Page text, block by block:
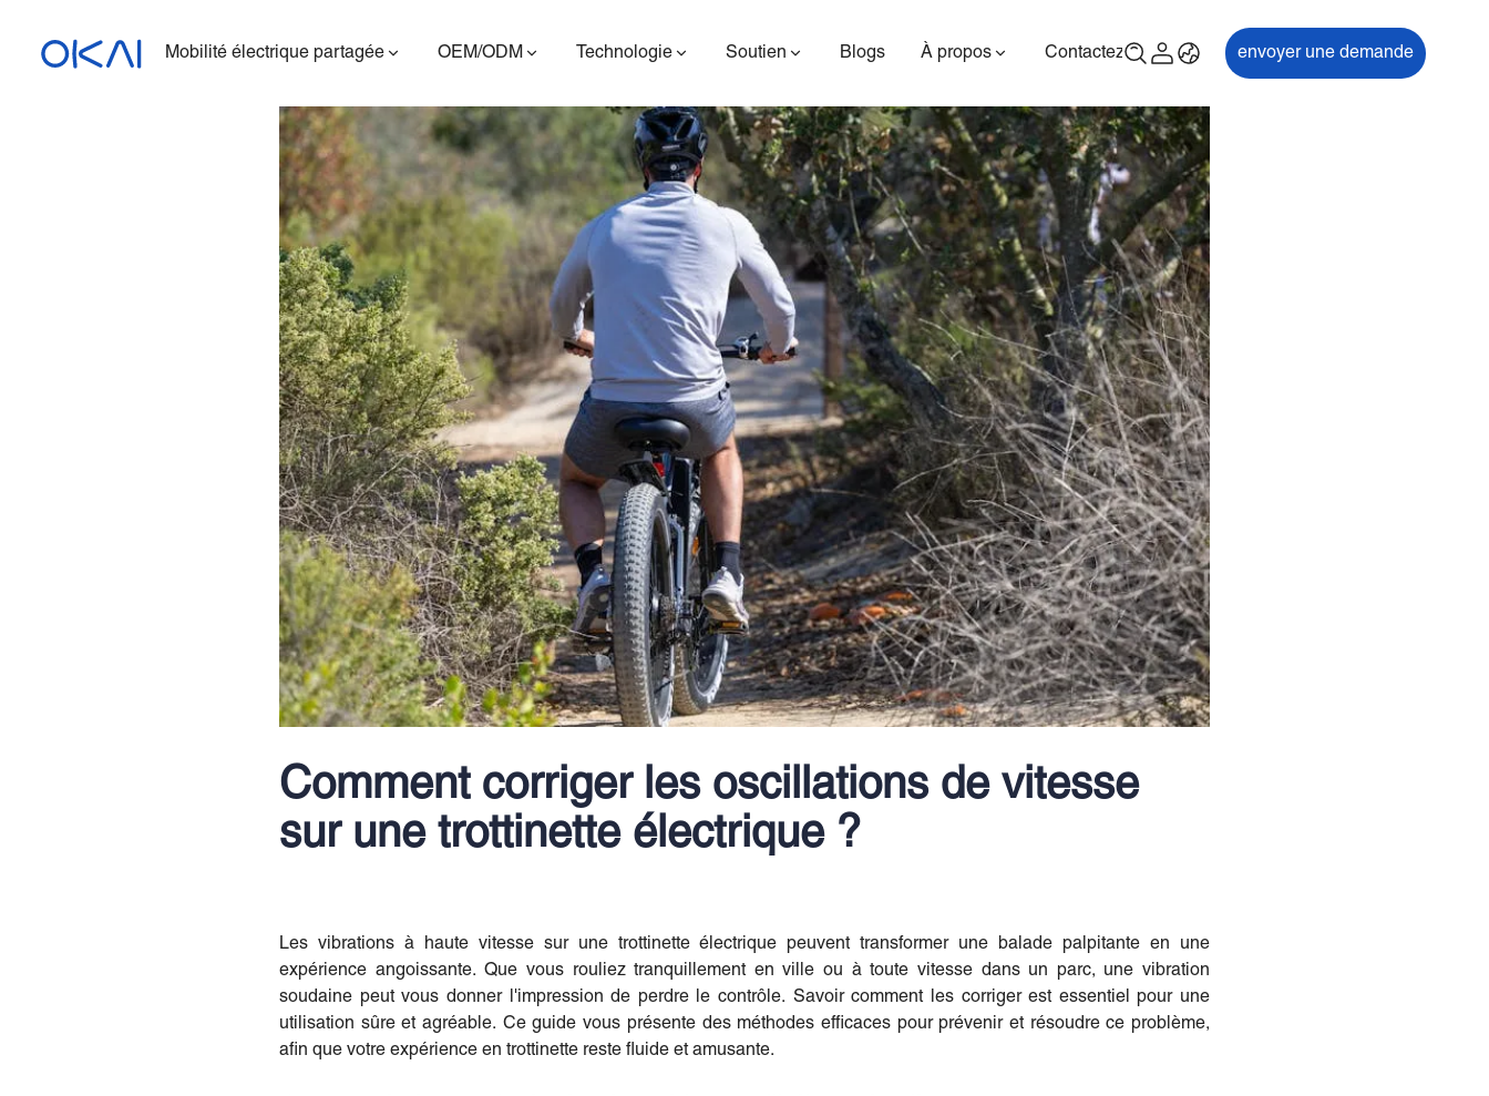
Mobilité électrique partagée OEM/ODM Technologie Soutien Blogs À propos Contactez-nous
ES400A ES400AV2 ES410 ES600P ES700
envoyer une demande
Comment corriger les oscillations de vitesse
sur une trottinette électrique ?
Les vibrations à haute vitesse sur une trottinette électrique peuvent transformer une balade palpitante en une
expérience angoissante. Que vous rouliez tranquillement en ville ou à toute vitesse dans un parc, une vibration
soudaine peut vous donner l'impression de perdre le contrôle. Savoir comment les corriger est essentiel pour une
utilisation sûre et agréable. Ce guide vous présente des méthodes efficaces pour prévenir et résoudre ce problème,
afin que votre expérience en trottinette reste fluide et amusante.